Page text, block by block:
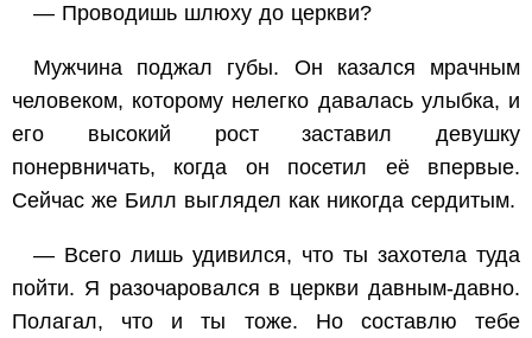
— Проводишь шлюху до церкви?
Мужчина поджал губы. Он казался мрачным
человеком, которому нелегко давалась улыбка, и
его высокий рост заставил девушку
понервничать, когда он посетил её впервые.
Сейчас же Билл выглядел как никогда сердитым.
— Всего лишь удивился, что ты захотела туда
пойти. Я разочаровался в церкви давным-давно.
Полагал, что и ты тоже. Но составлю тебе